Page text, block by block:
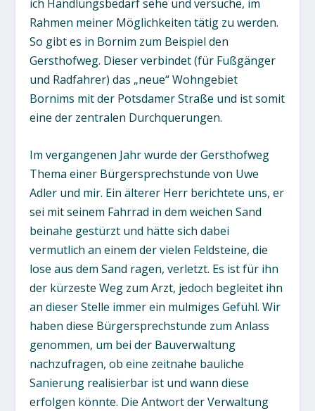
ich Handlungsbedarf sehe und versuche, im
Rahmen meiner Möglichkeiten tätig zu werden.
So gibt es in Bornim zum Beispiel den
Gersthofweg. Dieser verbindet (für Fußgänger
und Radfahrer) das „neue“ Wohngebiet
Bornims mit der Potsdamer Straße und ist somit
eine der zentralen Durchquerungen.
Im vergangenen Jahr wurde der Gersthofweg
Thema einer Bürgersprechstunde von Uwe
Adler und mir. Ein älterer Herr berichtete uns, er
sei mit seinem Fahrrad in dem weichen Sand
beinahe gestürzt und hätte sich dabei
vermutlich an einem der vielen Feldsteine, die
lose aus dem Sand ragen, verletzt. Es ist für ihn
der kürzeste Weg zum Arzt, jedoch begleitet ihn
an dieser Stelle immer ein mulmiges Gefühl. Wir
haben diese Bürgersprechstunde zum Anlass
genommen, um bei der Bauverwaltung
nachzufragen, ob eine zeitnahe bauliche
Sanierung realisierbar ist und wann diese
erfolgen könnte. Die Antwort der Verwaltung